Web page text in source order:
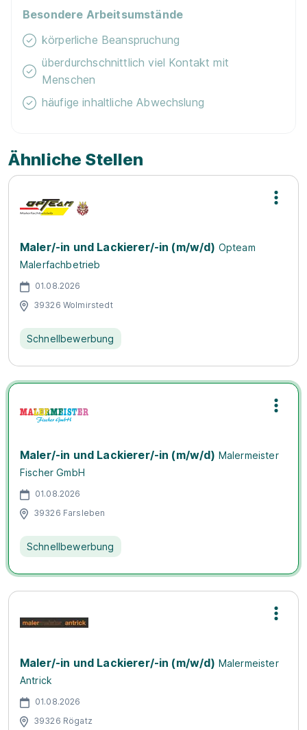
Ähnliche Stellen
Maler/-in und Lackierer/-in (m/w/d) Opteam
Malerfachbetrieb
01.08.2026
39326 Wolmirstedt
Schnellbewerbung
Maler/-in und Lackierer/-in (m/w/d) Malermeister
Fischer GmbH
01.08.2026
39326 Farsleben
Schnellbewerbung
Maler/-in und Lackierer/-in (m/w/d) Malermeister
Antrick
01.08.2026
39326 Rögatz
Besondere Arbeitsumstände
körperliche Beanspruchung
überdurchschnittlich viel Kontakt mit
Menschen
häufige inhaltliche Abwechslung